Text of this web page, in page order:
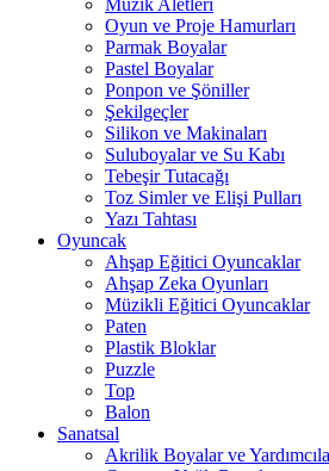
Oyun ve Proje Hamurları
Parmak Boyalar
Pastel Boyalar
Ponpon ve Şöniller
Şekilgeçler
Silikon ve Makinaları
Suluboyalar ve Su Kabı
Tebeşir Tutacağı
Toz Simler ve Elişi Pulları
Yazı Tahtası
Oyuncak
Ahşap Eğitici Oyuncaklar
Ahşap Zeka Oyunları
Müzikli Eğitici Oyuncaklar
Paten
Plastik Bloklar
Puzzle
Top
Balon
Sanatsal
Akrilik Boyalar ve